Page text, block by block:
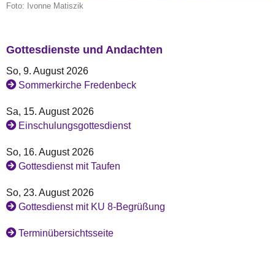
Foto: Ivonne Matiszik
Gottesdienste und Andachten
So, 9. August 2026
Sommerkirche Fredenbeck
Sa, 15. August 2026
Einschulungsgottesdienst
So, 16. August 2026
Gottesdienst mit Taufen
So, 23. August 2026
Gottesdienst mit KU 8-Begrüßung
Terminübersichtsseite